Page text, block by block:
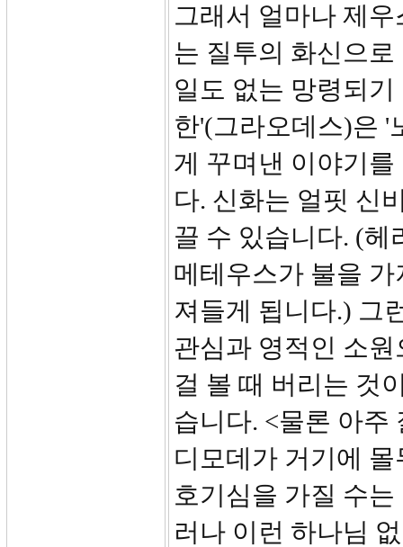
그래서 얼마나 제
는 질투의 화신으
일도 없는 망령되
한'(그라오데스)은 '
게 꾸며낸 이야기
다. 신화는 얼핏 신
끌 수 있습니다. (헤
메테우스가 불을
져들게 됩니다.) 그
관심과 영적인 소
걸 볼 때 버리는 것
습니다. <물론 아주
디모데가 거기에
호기심을 가질 수
러나 이런 하나님